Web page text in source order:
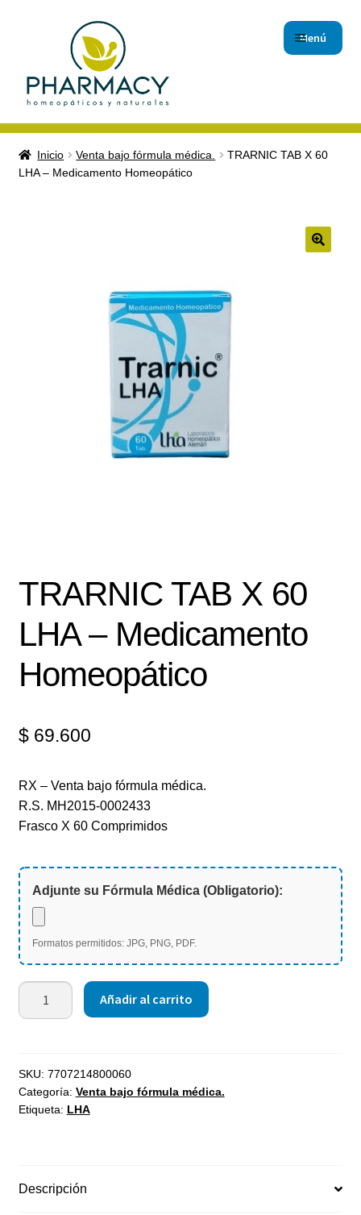
Menú
Inicio
Carrito de compras
Política de protección y tratamiento de datos personales
TÉRMINOS Y CONDICIONES
Inicio Venta bajo fórmula médica.
TRARNIC TAB X 60
LHA – Medicamento Homeopático
TRARNIC TAB X 60
LHA – Medicamento
Homeopático
$69.600
RX – Venta bajo fórmula médica.
R.S. MH2015-0002433
Frasco X 60 Comprimidos
Adjunte su Fórmula Médica (Obligatorio):
Formatos permitidos: JPG, PNG, PDF.
Añadir al carrito
SKU: 7707214800060
Categoría: Venta bajo fórmula médica.
Etiqueta: LHA
Descripción